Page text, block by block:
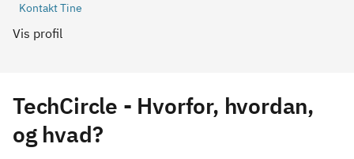
Kontakt Tine
Vis profil
TechCircle - Hvorfor, hvordan,
og hvad?